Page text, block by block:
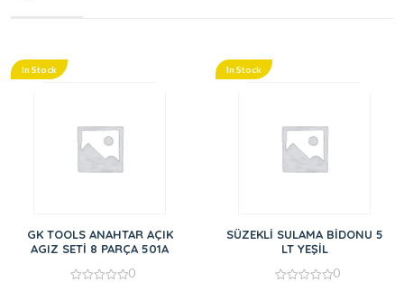
In Stock
GK TOOLS ANAHTAR AÇIK
AGIZ SETİ 8 PARÇA 501A
0
In Stock
SÜZEKLİ SULAMA BİDONU 5
LT YEŞİL
0